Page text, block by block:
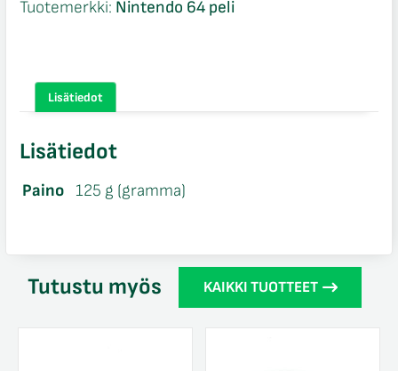
määrä
Tuotemerkki: Nintendo 64 peli
Lisätiedot
Lisätiedot
Paino 125 g (gramma)
Tutustu myös KAIKKI TUOTTEET